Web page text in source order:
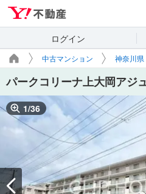
ログイン
中古マンション 神奈川県
パークコリーナ上大岡アジ
1/36